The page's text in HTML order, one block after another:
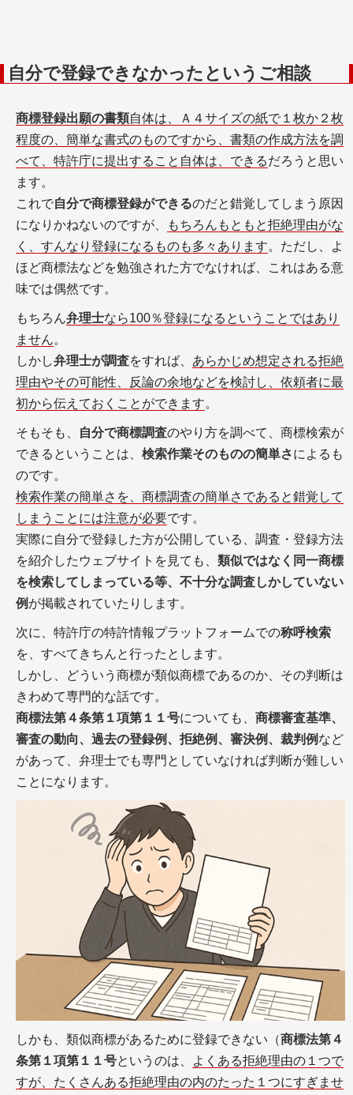
自分で登録できなかったというご相談
商標登録出願の書類自体は、Ａ４サイズの紙で１枚か２枚
程度の、簡単な書式のものですから、書類の作成方法を調
べて、特許庁に提出すること自体は、できるだろうと思い
ます。
これで自分で商標登録ができるのだと錯覚してしまう原因
になりかねないのですが、
もちろんもともと拒絶理由がな
く、すんなり登録になるものも多々あります。ただし、よ
ほど商標法などを勉強された方でなければ、これはある意
味では偶然です。
もちろん弁理士なら100％登録になるということではあり
ません。
しかし弁理士が調査をすれば、 あらかじめ想定される拒絶
理由やその可能性、反論の余地などを検討し、依頼者に最
初から伝えておくことができます。
そもそも、 自分で商標調査のやり方を調べて、商標検索が
できるということは、 検索作業そのものの簡単さによるも
のです。
検索作業の簡単さを、商標調査の簡単さであると錯覚して
しまうことには注意が必要です。
実際に自分で登録した方が公開している、調査・登録方法
を紹介したウェブサイトを見ても、 類似ではなく同一商標
を検索してしまっている等、不十分な調査しかしていない
例 が掲載されていたりします。
次に、特許庁の特許情報プラットフォームでの称呼検索
を、すべてきちんと行ったとします。
しかし、どういう商標が類似商標であるのか、その判断は
きわめて専門的な話です。
商標法第４条第１項第１１号についても、 商標審査基準、
審査の動向、過去の登録例、拒絶例、審決例、裁判例 など
があって、弁理士でも専門としていなければ判断が難しい
ことになります。
しかも、類似商標があるために登録できない（商標法第４
条第１項第１１号というのは、
よくある拒絶理由の１つで
すが、たくさんある拒絶理由の内のたった１つにすぎませ